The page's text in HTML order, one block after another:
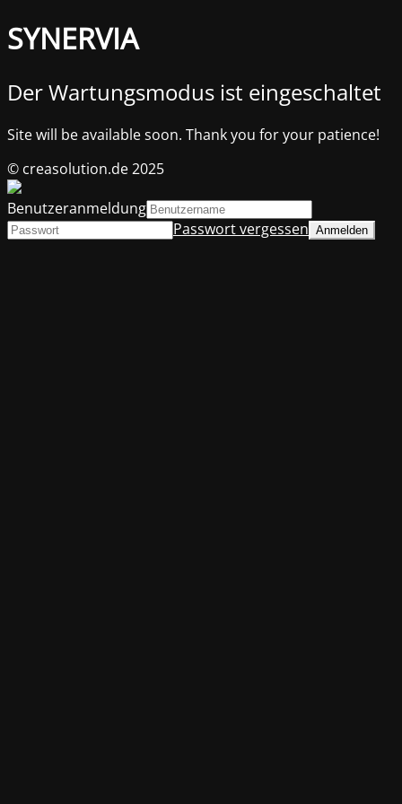
SYNERVIA
Der Wartungsmodus ist eingeschaltet
Site will be available soon. Thank you for your patience!
© creasolution.de 2025
Benutzeranmeldung
Passwort vergessen